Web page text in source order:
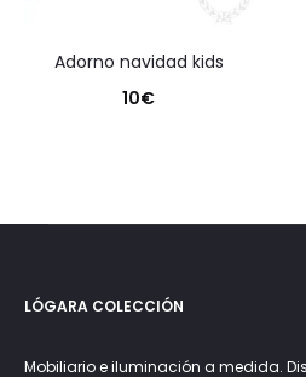
adorno navidad kids
10€
LÓGARA COLECCIÓN
Mobiliario e iluminación a medida.